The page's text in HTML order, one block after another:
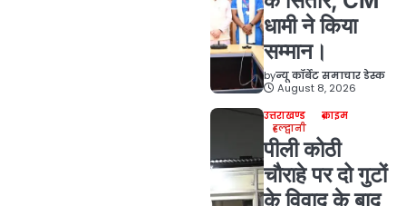
धामी ने किया
सम्मान।
byन्यू कॉर्बेट समाचार डेस्क
August 8, 2026
उत्तराखण्ड
क्राइम
हल्द्वानी
पीली कोठी
चौराहे पर दो गुटों
के विवाद के बाद